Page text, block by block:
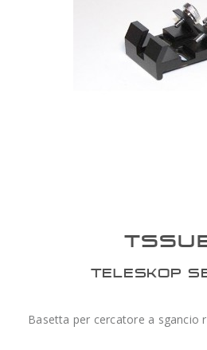
GLI
TELESKOP
Basetta per cercatore a sgancio